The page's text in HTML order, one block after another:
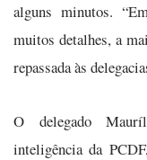
alguns minutos.
muitos detalhes, a
repassada às
O delegado
inteligência da